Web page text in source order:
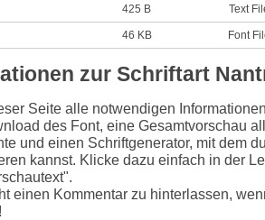
425 B Text
46 KB Font
zur Schriftart
Seite alle notwendigen
des Font, eine Gesamtvorschau
und einen Schriftgenerator, mit dem
kannst. Klicke dazu einfach in der
einen Kommentar zu hinterlassen,